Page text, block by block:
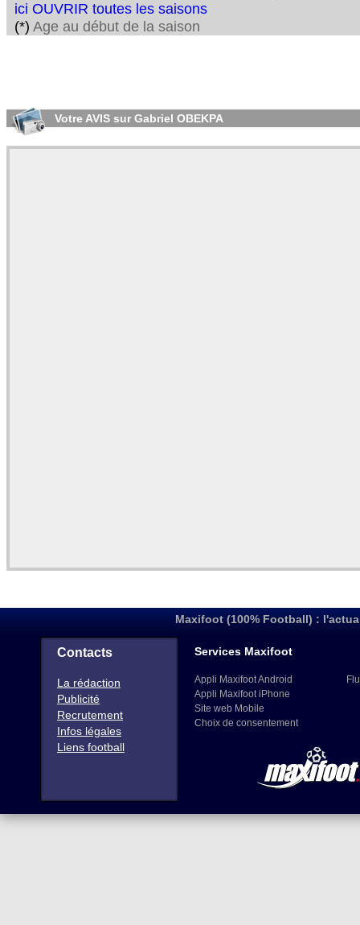
ici OUVRIR toutes les saisons
(*) Age au début de la saison
Votre AVIS sur Gabriel OBEKPA
Maxifoot (100% Football) :
Contacts
La rédaction
Publicité
Recrutement
Infos légales
Liens football
Services Maxifoot
Appli Maxifoot Android
Appli Maxifoot iPhone
Site web Mobile
Choix de consentement